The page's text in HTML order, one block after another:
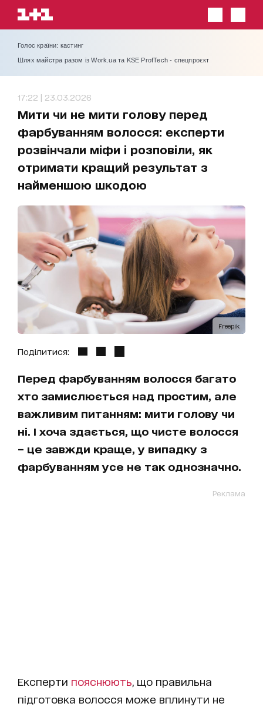
Голос країни: кастинг
Шлях майстра разом із Work.ua та KSE ProfTech - спецпроєкт
17:22 | 23.03.2026
Мити чи не мити голову перед
фарбуванням волосся: експерти
розвінчали міфи і розповіли, як
отримати кращий результат з
найменшою шкодою
Freepik
Поділитися:
Перед фарбуванням волосся багато
хто замислюється над простим, але
важливим питанням: мити голову чи
ні. І хоча здається, що чисте волосся
– це завжди краще, у випадку з
фарбуванням усе не так однозначно.
Реклама
Експерти пояснюють , що правильна
підготовка волосся може вплинути не